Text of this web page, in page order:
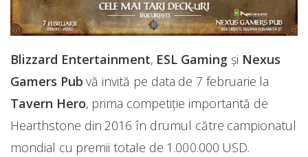
Blizzard Entertainment, ESL Gaming și Nexus
Gamers Pub vă invită pe data de 7 februarie la
Tavern Hero, prima competiție importantă de
Hearthstone din 2016 în drumul către campionatul
mondial cu premii totale de 1.000.000 USD.